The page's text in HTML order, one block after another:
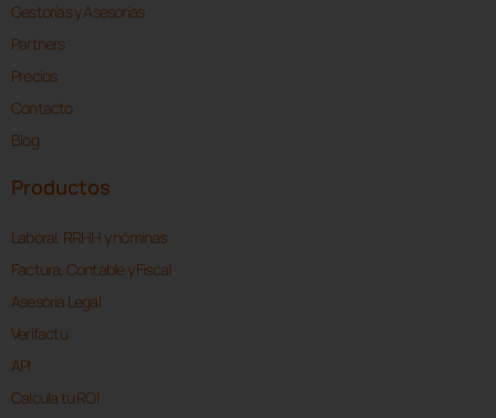
Gestorías y Asesorías
Partners
Precios
Contacto
Blog
Productos
Laboral, RRHH y nóminas
Factura, Contable y Fiscal
Asesoría Legal
Verifactu
API
Calcula tu ROI